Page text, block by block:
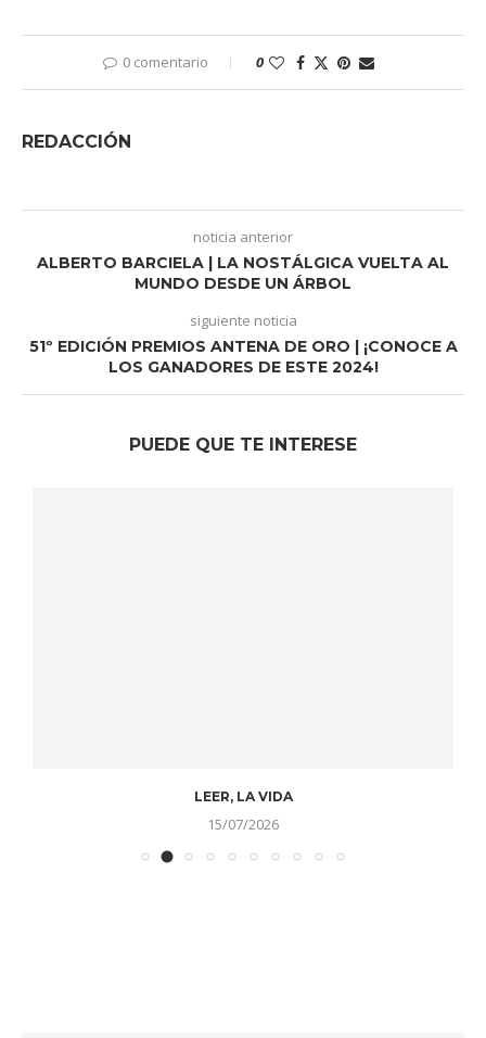
0 comentario 0
REDACCIÓN
noticia anterior
ALBERTO BARCIELA | LA NOSTÁLGICA VUELTA AL
MUNDO DESDE UN ÁRBOL
siguiente noticia
51º EDICIÓN PREMIOS ANTENA DE ORO | ¡CONOCE A
LOS GANADORES DE ESTE 2024!
PUEDE QUE TE INTERESE
LEER, LA VIDA
15/07/2026